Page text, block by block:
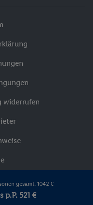
gesamt: 1042 €
p.P. 521 €
widerrufen